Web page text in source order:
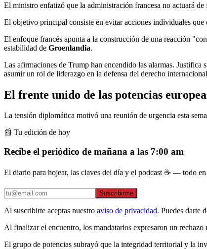
El ministro enfatizó que la administración francesa no actuará
El objetivo principal consiste en evitar acciones individuales
El enfoque francés apunta a la construcción de una reacción
estabilidad de Groenlandia.
Las afirmaciones de Trump han encendido las alarmas.
asumir un rol de liderazgo en la defensa del derecho
El frente unido de las potencias
La tensión diplomática motivó una reunión de urgencia esta
📰 Tu edición de hoy
Recibe el periódico de mañana a las 7:00 am
El diario para hojear, las claves del día y el podcast ☕ — todo
Suscribirme
Al suscribirte aceptas nuestro aviso de privacidad. Puedes darte
Al finalizar el encuentro, los mandatarios expresaron un
El grupo de potencias subrayó que la integridad territorial y la